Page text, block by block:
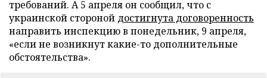
требований. А 5 апреля он сообщил, что с
украинской стороной достигнута договоренность
направить инспекцию в понедельник, 9 апреля,
«если не возникнут какие-то дополнительные
обстоятельства».